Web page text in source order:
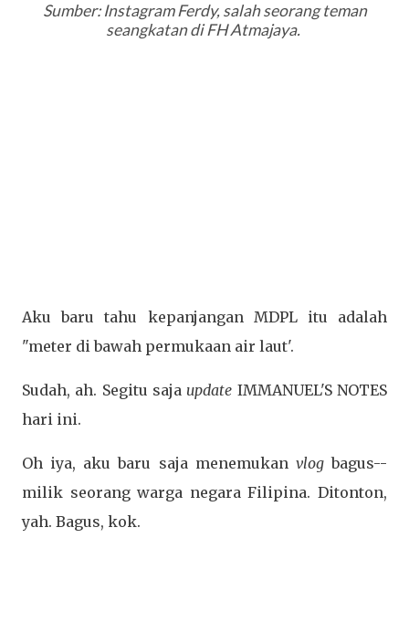
Sumber: Instagram Ferdy, salah seorang teman
seangkatan di FH Atmajaya.
Aku baru tahu kepanjangan MDPL itu adalah
"meter di bawah permukaan air laut'.
Sudah, ah. Segitu saja update IMMANUEL'S NOTES
hari ini.
Oh iya, aku baru saja menemukan vlogbagus--
milik seorang warga negara Filipina. Ditonton,
yah. Bagus, kok.